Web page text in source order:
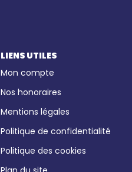
LIENS UTILES
Mon compte
Nos honoraires
Mentions légales
Politique de confidentialité
Politique des cookies